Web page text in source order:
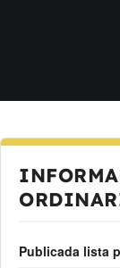
Publicada lista